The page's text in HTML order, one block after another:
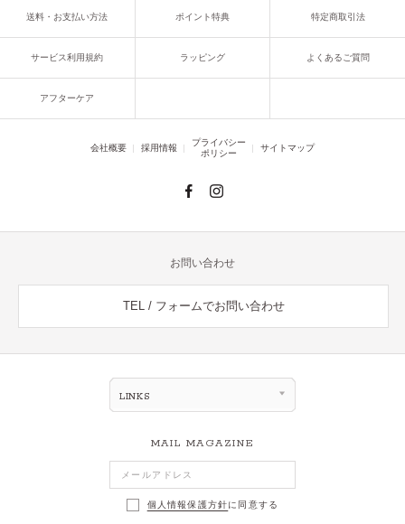
送料・お支払い方法 ポイント特典 特定商取引法
サービス利用規約 ラッピング よくあるご質問
アフターケア
会社概要 採用情報
プライバシー
ポリシー
サイトマップ
お問い合わせ
TEL / フォームでお問い合わせ
LINKS
MAIL MAGAZINE
個人情報保護方針に同意する